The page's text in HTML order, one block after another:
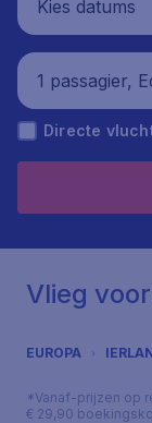
Kies datums
1 passagier,
Directe
Vlieg
EUROPA
*Vanaf-prijzen op
€ 29,90